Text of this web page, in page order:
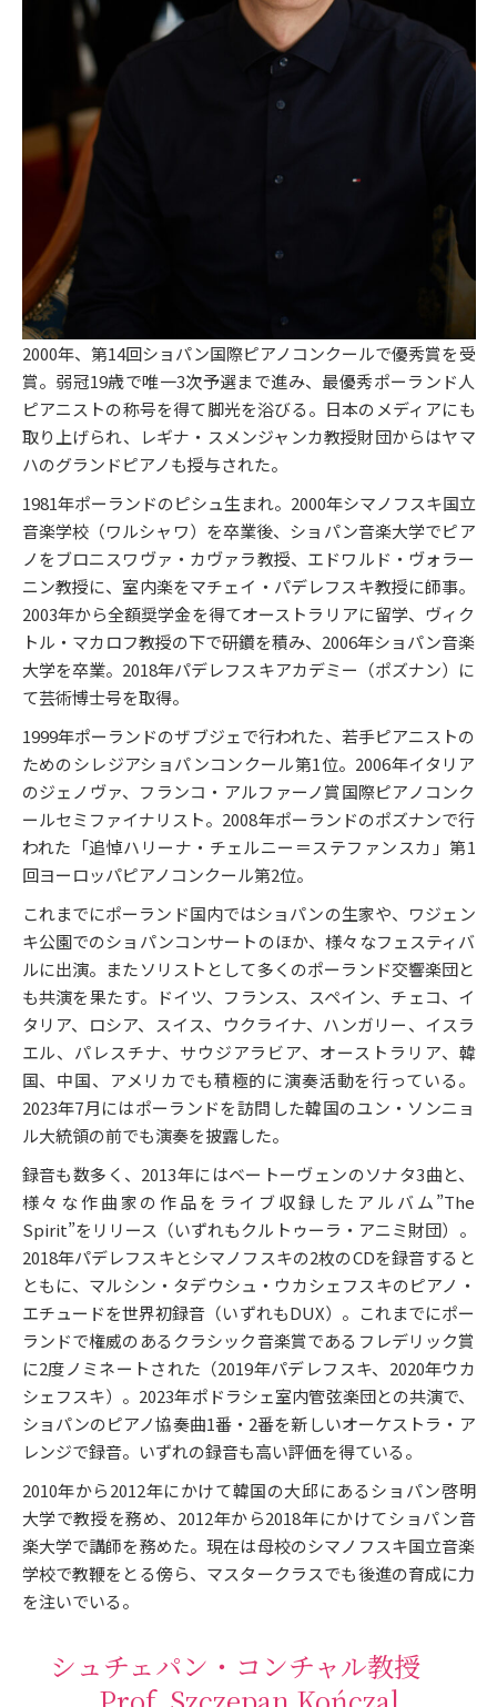
2000年、第14回ショパン国際ピアノコンクールで優秀賞を受
賞。弱冠19歳で唯一3次予選まで進み、最優秀ポーランド人
ピアニストの称号を得て脚光を浴びる。日本のメディアにも
取り上げられ、レギナ・スメンジャンカ教授財団からはヤマ
ハのグランドピアノも授与された。
1981年ポーランドのピシュ生まれ。2000年シマノフスキ国立
音楽学校（ワルシャワ）を卒業後、ショパン音楽大学でピア
ノをブロニスワヴァ・カヴァラ教授、エドワルド・ヴォラー
ニン教授に、室内楽をマチェイ・パデレフスキ教授に師事。
2003年から全額奨学金を得てオーストラリアに留学、ヴィク
トル・マカロフ教授の下で研鑽を積み、2006年ショパン音楽
大学を卒業。2018年パデレフスキアカデミー（ポズナン）に
て芸術博士号を取得。
1999年ポーランドのザブジェで行われた、若手ピアニストの
ためのシレジアショパンコンクール第1位。2006年イタリア
のジェノヴァ、フランコ・アルファーノ賞国際ピアノコンク
ールセミファイナリスト。2008年ポーランドのポズナンで行
われた「追悼ハリーナ・チェルニー＝ステファンスカ」第1
回ヨーロッパピアノコンクール第2位。
これまでにポーランド国内ではショパンの生家や、ワジェン
キ公園でのショパンコンサートのほか、様々なフェスティバ
ルに出演。またソリストとして多くのポーランド交響楽団と
も共演を果たす。ドイツ、フランス、スペイン、チェコ、イ
タリア、ロシア、スイス、ウクライナ、ハンガリー、イスラ
エル、パレスチナ、サウジアラビア、オーストラリア、韓
国、中国、アメリカでも積極的に演奏活動を行っている。
2023年7月にはポーランドを訪問した韓国のユン・ソンニョ
ル大統領の前でも演奏を披露した。
録音も数多く、2013年にはベートーヴェンのソナタ3曲と、
様々な作曲家の作品をライブ収録したアルバム”The
Spirit”をリリース（いずれもクルトゥーラ・アニミ財団）。
2018年パデレフスキとシマノフスキの2枚のCDを録音すると
ともに、マルシン・タデウシュ・ウカシェフスキのピアノ・
エチュードを世界初録音（いずれもDUX）。これまでにポー
ランドで権威のあるクラシック音楽賞であるフレデリック賞
に2度ノミネートされた（2019年パデレフスキ、2020年ウカ
シェフスキ）。2023年ポドラシェ室内管弦楽団との共演で、
ショパンのピアノ協奏曲1番・2番を新しいオーケストラ・ア
レンジで録音。いずれの録音も高い評価を得ている。
2010年から2012年にかけて韓国の大邱にあるショパン啓明
大学で教授を務め、2012年から2018年にかけてショパン音
楽大学で講師を務めた。現在は母校のシマノフスキ国立音楽
学校で教鞭をとる傍ら、マスタークラスでも後進の育成に力
を注いでいる。
シュチェパン・コンチャル教授